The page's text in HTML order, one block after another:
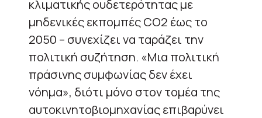
κλιματικής ουδετερότητας με
μηδενικές εκπομπές CO2 έως το
2050 – συνεχίζει να ταράζει την
πολιτική συζήτηση. «Μια πολιτική
πράσινης συμφωνίας δεν έχει
νόημα», διότι μόνο στον τομέα της
αυτοκινητοβιομηχανίας επιβαρύνει